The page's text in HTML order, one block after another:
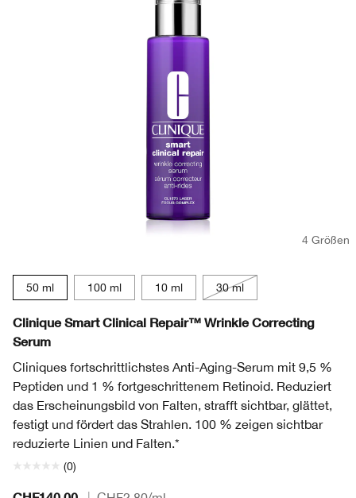
4 Größen
50 ml 100 ml 10 ml 30 ml
Clinique Smart Clinical Repair™ Wrinkle Correcting
Serum
Cliniques fortschrittlichstes Anti-Aging-Serum mit 9,5 %
Peptiden und 1 % fortgeschrittenem Retinoid. Reduziert
das Erscheinungsbild von Falten, strafft sichtbar, glättet,
festigt und fördert das Strahlen. 100 % zeigen sichtbar
reduzierte Linien und Falten.*
(0)